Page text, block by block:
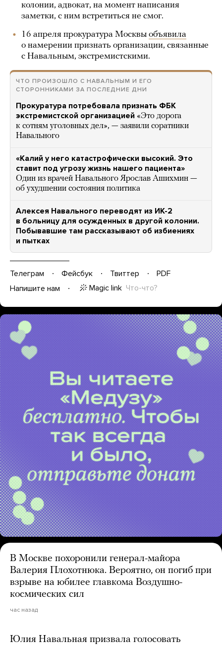
колонии, адвокат, на момент написания
заметки, с ним встретиться не смог.
16 апреля прокуратура Москвы объявила
о намерении признать организации, связанные
с Навальным, экстремистскими.
ЧТО ПРОИЗОШЛО С НАВАЛЬНЫМ И ЕГО
СТОРОННИКАМИ ЗА ПОСЛЕДНИЕ ДНИ
Прокуратура потребовала признать ФБК
экстремистской организацией «Это дорога
к сотням уголовных дел», — заявили соратники
Навального
«Калий у него катастрофически высокий. Это
ставит под угрозу жизнь нашего пациента»
Один из врачей Навального Ярослав Ашихмин —
об ухудшении состояния политика
Алексея Навального переводят из ИК-2
в больницу для осужденных в другой колонии.
Побывавшие там рассказывают об избиениях
и пытках
Телеграм Фейсбук Твиттер
PDF
Напишите нам
Magic link Что-что?
В Москве похоронили генерал-майора
Валерия Плохотнюка. Вероятно, он погиб при
взрыве на юбилее главкома Воздушно-
космических сил
час назад
Юлия Навальная призвала голосовать